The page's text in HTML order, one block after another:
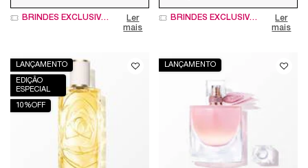
BRINDES EXCLUSIVOS
Ler
mais
BRINDES EXCLUSIVOS
Ler
mais
LANÇAMENTO
EDIÇÃO
ESPECIAL
10%OFF
LANÇAMENTO